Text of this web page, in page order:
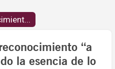
“a
la esencia de lo